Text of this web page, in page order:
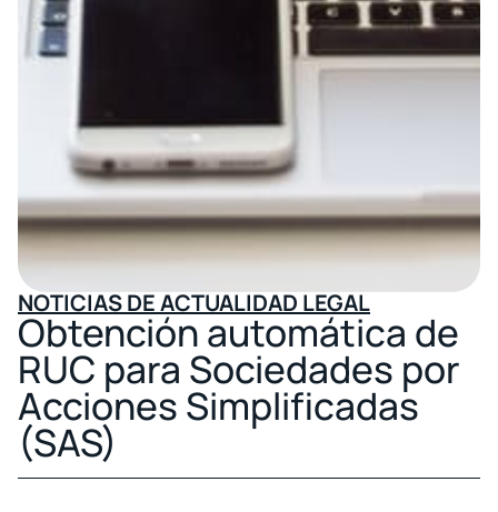
NOTICIAS DE ACTUALIDAD LEGAL
Obtención automática de
RUC para Sociedades por
Acciones Simplificadas
(SAS)